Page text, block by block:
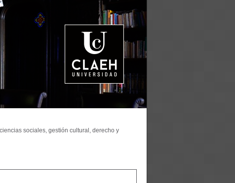
sociales, gestión cultural, derecho y